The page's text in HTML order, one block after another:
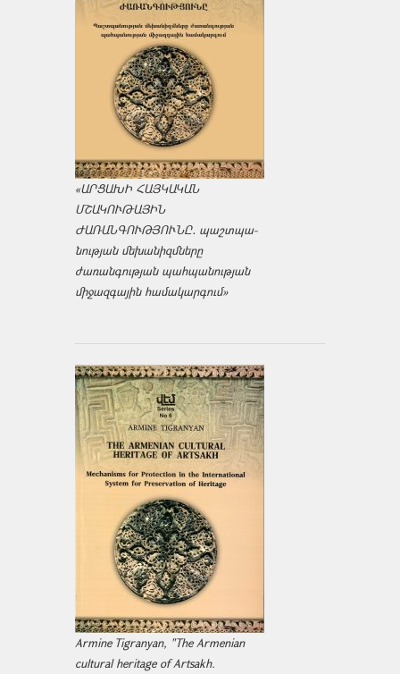
«ԱՐՑԱԽԻ ՀԱՅԿԱԿԱՆ
ՄՇԱԿՈՒԹԱՅԻՆ
ԺԱՌԱՆԳՈՒԹՅՈՒՆԸ․ պաշտպա­
նության մեխանիզմները
ժառանգության պահպանության
միջազ­գային համակարգում»
Armine Tigranyan, "The Armenian
cultural heritage of Artsakh.